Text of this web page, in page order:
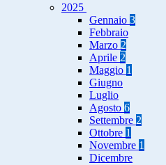
2025
Gennaio 3
Febbraio
Marzo 2
Aprile 2
Maggio 1
Giugno
Luglio
Agosto 6
Settembre 2
Ottobre 1
Novembre 1
Dicembre